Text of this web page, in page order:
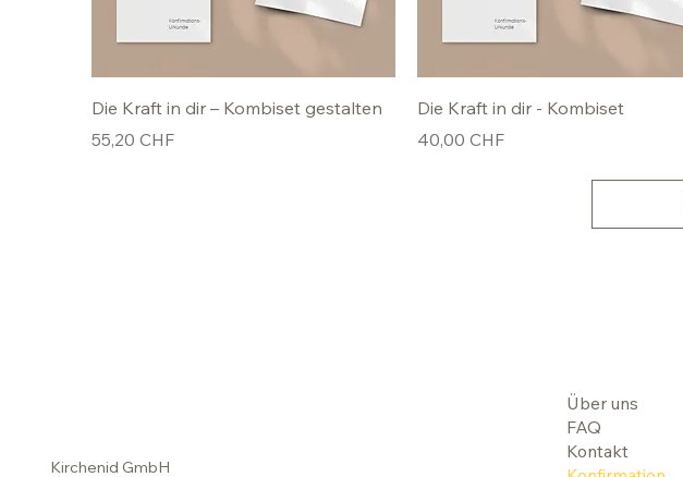
Die Kraft in dir – Kombiset gestalten
Preis
55,20 CHF
Die Kraft in dir - Kombiset
Preis
40,00 CHF
Kirchenid GmbH
Über uns
FAQ
Kontakt